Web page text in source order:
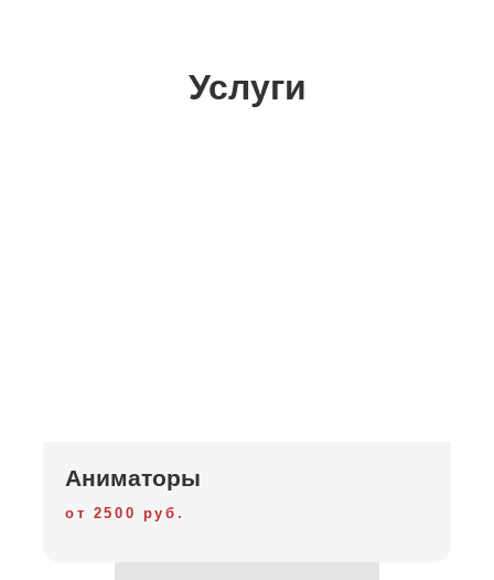
Услуги
Аниматоры
от 2500 руб.